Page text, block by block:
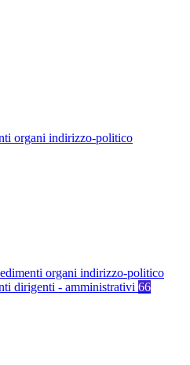
organi indirizzo-politico
organi indirizzo-politico
dirigenti - amministrativi 66